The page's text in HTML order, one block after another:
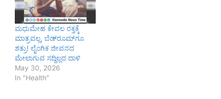
ಮಧುಮೇಹ ಕೇವಲ ರಕ್ತಕ್ಕೆ
ಮಾತ್ರವಲ್ಲ, ಬೆಡ್‌ರೂಮ್‌ಗೂ
ಶತ್ರು! ಲೈಂಗಿಕ ಜೀವನದ
ಮೇಲಾಗುವ ಸದ್ದಿಲ್ಲದ ದಾಳಿ
May 30, 2026
In "Health"